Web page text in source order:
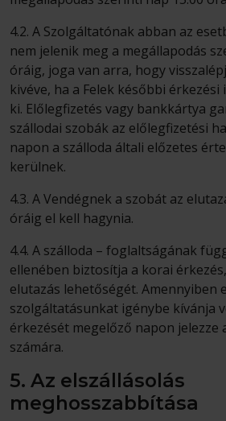
4.2. A Szolgáltatónak abban az
nem jelenik meg a megállapodás
óráig, joga van arra, hogy
kivéve, ha a Felek későbbi
ki. Előlegfizetés vagy bankkártya
szállodai szobák az előlegfizetési
napon a szálloda általi előzetes
kerülnek.
4.3. A Vendégnek a szobát az
óráig el kell hagynia.
4.4. A szálloda – foglaltságának
ellenében biztosítja a korai
elutazás lehetőségét. Amennyiben
szolgáltatásunkat igénybe kívánja
érkezését megelőző napon jelezze
számára.
5. Az elszállásolás
meghosszabbítása